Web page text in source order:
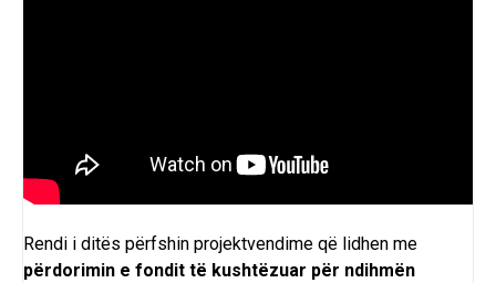
Rendi i ditës përfshin projektvendime që lidhen me
përdorimin e fondit të kushtëzuar për ndihmën